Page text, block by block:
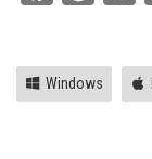
Windows